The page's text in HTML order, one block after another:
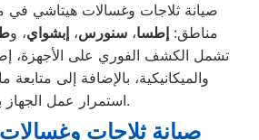
صيانة ثلاجات وغسالات هيتاشي في
مناطق:إطسا،سنورس،إبشواي، و
تشمل الكشف الفوري على الأجهزة،
والميكانيكية، بالإضافة إلى متابعة
استمرار عمل الجهاز بكفاءة.
صيانة ثلاجات